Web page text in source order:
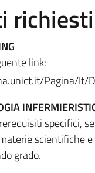
richiesti
link:
Pagina/It/
specifici,
scientifiche
grado.